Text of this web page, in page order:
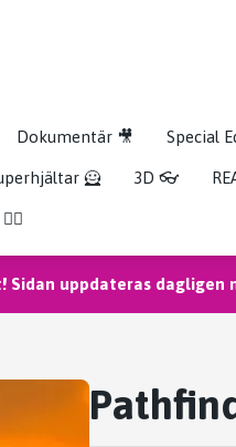
Dokumentär 🎥 Special
🦸 3D 👓
uppdateras